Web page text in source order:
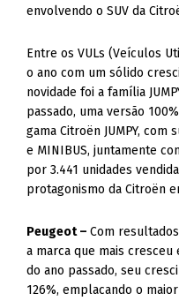
envolvendo o SUV da
Entre os VULs (Veículos
o ano com um sólido
novidade foi a família
passado, uma versão
gama Citroën JUMPY, com
e MINIBUS, juntamente
por 3.441 unidades
protagonismo da Citroën
Peugeot –Com
a marca que mais cresceu
do ano passado, seu
126%, emplacando o